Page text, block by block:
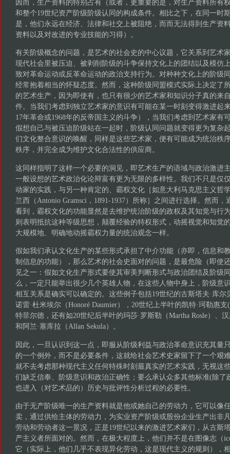
因而，生产资料的特别占有（或者，更重要的是，对生产资料所有
和整个19世纪资产阶级阶级认同的构成条件。相比之下，在同一时
是，他们永远在经济、法律和社交上被阻绝，而而无法得到生产资
资料以及对改进的专业技能的习得）。
有关阶级概念的问题，是艺术的社会史的中心议题，它关系到艺术
现代社会里被压迫、被剥削阶级的斗争保持文化上的团结以及模仿
致对革命运动或反革命运动的政治支持行为。对种种文化上的阶级
经常抱着相当的怀疑态度。然而，这种阶级同盟模式实际上决定了
的艺术生产，因为即使有，也只有很少的艺术家和知识分子真的来
件。当我们考虑到独立艺术家的意识有可能在某一时刻变得激进起
17年革命或1968年的反帝国主义的斗争），当我们考虑到艺术家有
假想自己与被压迫阶级站在一起时，阶级认同问题就变得更为复杂
们文化整合意识的唤醒，同样是这些艺术家，便有可能成为统治秩
秩序，并完全成为维护文化合法性的供应商。
这同样指明了这样一个必要的洞见，即艺术生产的语域与政治激进
一般设想的艺术政治化论辩富有更为无限的多样性。我们不只是仅
动家的实践，与另一种肯定的、霸权文化［如意大利马克思主义哲
兰西（Antonio Gramsci，1891-1937）所称］之间进行选择。然而
看到，霸权文化的功能显然是去维护统治阶级的政权及其知觉与行
则表明抵抗这种等级思想，颠覆经验的特权形式，动摇视觉和知觉
大规模地、明确地动摇霸权力量的统治观念一样。
假如我们承认文化生产的某些形式承担了中介功能（亦即，信息和
制信息的功能），那么艺术的社会史面对的问题，是最危险（即使
见之一：假如文化生产形式要使其审美判断形式与政治团结及阶级
么，一定只能举出很少几个英雄人物，在这些人物中身上，阶级意
相互关系是确实可以确定的。这些例子包括19世纪的古斯塔夫·库尔
诺雷·杜米埃尔（Honoré Daumier），20世纪上半叶的凯特·珂勒惠
特菲尔德，还有如20世纪后半叶的玛莎·罗斯勒（Martha Rosle）、汉
和阿兰·塞库拉（Allan Sekula）。
因此，一旦认识到这一点，即服从阶级利益与政治革命意识充其量
的一个例外，而不是必要条件，这就给社会艺术史家留下了一个艰
就不去考虑那种现代主义任何特殊时刻最真实的艺术实践，无视这
们缺乏信奉、阶级意识和政治正确性；要么承认众多其他标准(除了
也进入（对艺术品的）历史与批评性分析过程的必要性。
由于无产阶级唯一的生产资料就是他或她自己的劳动力，它可以像
卖，通过供给主体的劳动力，为实业资产阶级或股份企业生产出非
劳动和劳动者这一景况，正是19世纪以来的激进艺术家们，从古斯
产主义者所面对的。然而，在极大程度上，他们并不是在图像志（
它（实际上，他们几乎不表现异化劳动，这是现代主义的规则），